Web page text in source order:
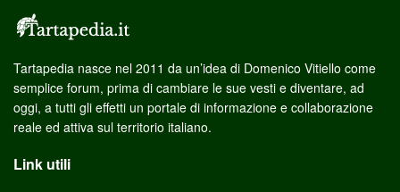
Tartapedia nasce nel 2011 da un’idea di Domenico Vitiello come
semplice forum, prima di cambiare le sue vesti e diventare, ad
oggi, a tutti gli effetti un portale di informazione e collaborazione
reale ed attiva sul territorio italiano.
Link utili